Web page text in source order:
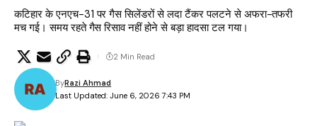
कटिहार के एनएच-31 पर गैस सिलेंडरों से लदा टैंकर पलटने से अफरा-तफरी
मच गई। समय रहते गैस रिसाव नहीं होने से बड़ा हादसा टल गया।
Last Updated: June 6, 2026 7:43 PM
ByRazi Ahmad
2 Min Read